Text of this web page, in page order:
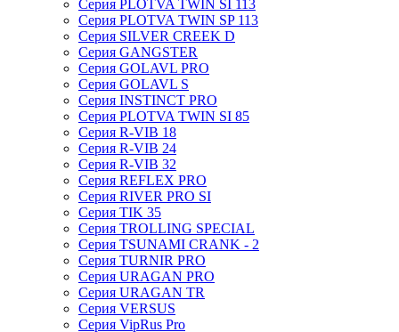
Серия PLOTVA TWIN SI 113
Серия PLOTVA TWIN SP 113
Серия SILVER CREEK D
Серия GANGSTER
Серия GOLAVL PRO
Серия GOLAVL S
Серия INSTINCT PRO
Серия PLOTVA TWIN SI 85
Серия R-VIB 18
Серия R-VIB 24
Серия R-VIB 32
Серия REFLEX PRO
Серия RIVER PRO SI
Серия TIK 35
Серия TROLLING SPECIAL
Серия TSUNAMI CRANK - 2
Серия TURNIR PRO
Серия URAGAN PRO
Серия URAGAN TR
Серия VERSUS
Серия VipRus Pro